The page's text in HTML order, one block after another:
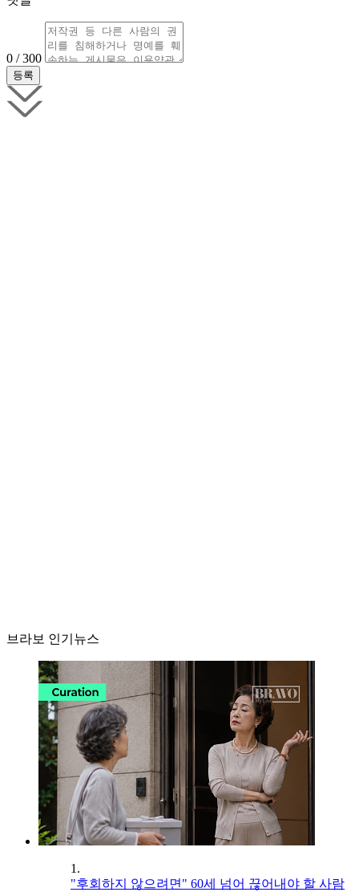
0 / 300
브라보 인기뉴스
1.
"후회하지 않으려면" 60세 넘어 끊어내야 할 사람